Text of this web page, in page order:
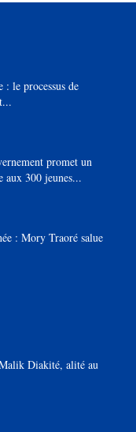
le processus de
promet un
aux 300 jeunes...
: Mory Traoré salue
Diakité, alité au